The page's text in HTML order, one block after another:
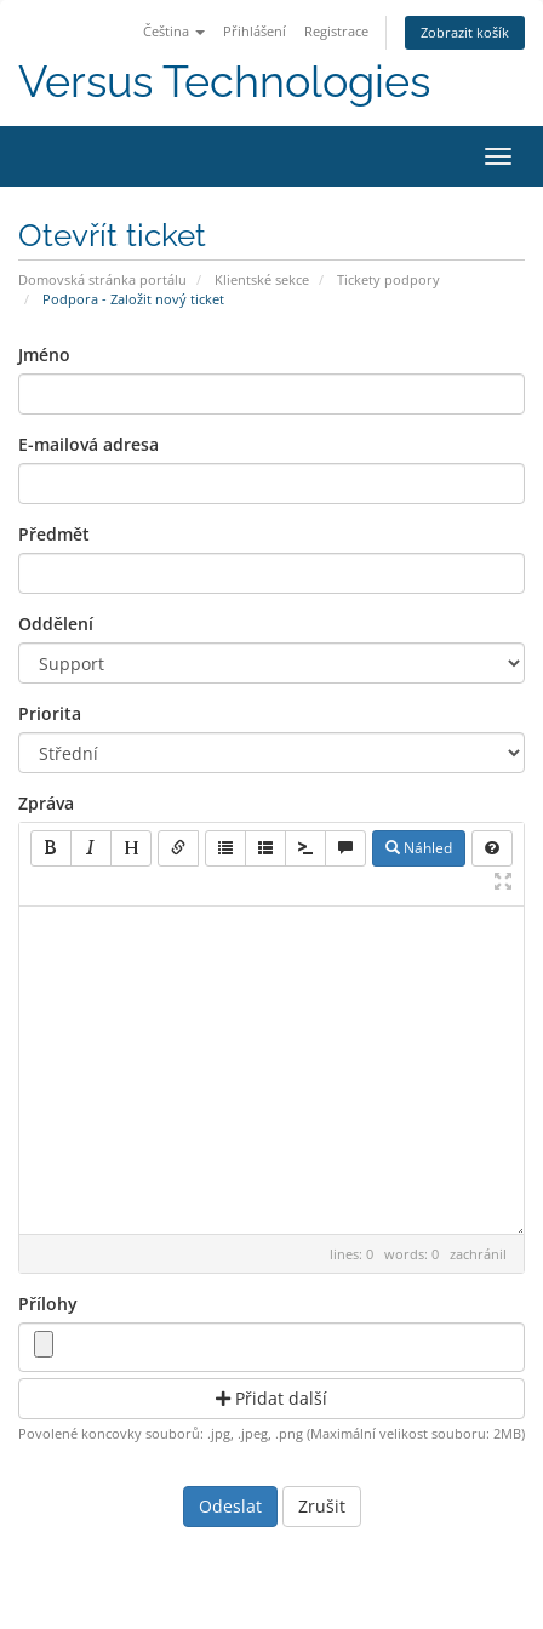
Čeština Přihlášení Registrace Zobrazit košík
Versus Technologies
Otevřít ticket
Domovská stránka portálu Klientské sekce
Tickety podpory
Podpora - Založit nový ticket
Jméno
E-mailová adresa
Předmět
Oddělení
Priorita
Zpráva
Náhled
lines: 0 words: 0 zachránil
Přílohy
Přidat další
Povolené koncovky souborů: .jpg, .jpeg, .png (Maximální velikost souboru: 2MB)
Zrušit